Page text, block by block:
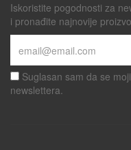
Iskoristite pogodnosti za
i pronađite najnovije
Suglasan sam da se
newslettera.